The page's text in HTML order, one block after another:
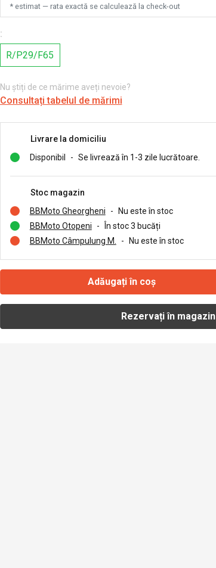
* estimat — rata exactă se calculează la check-out
:
R/P29/F65
Nu știți de ce mărime aveți nevoie?
Consultați tabelul de mărimi
Livrare la domiciliu
Disponibil
- Se livrează în 1-3 zile lucrătoare.
Stoc magazin
BBMoto Gheorgheni
-
Nu este în stoc
BBMoto Otopeni
-
În stoc 3 bucăți
BBMoto Câmpulung M.
- Nu este în stoc
Adăugați în coș
Rezervați în magazin